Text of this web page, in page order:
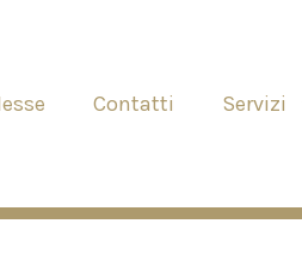
Contatti Servizi